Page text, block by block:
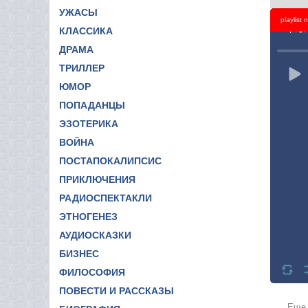
УЖАСЫ
КЛАССИКА
ДРАМА
ТРИЛЛЕР
ЮМОР
ПОПАДАНЦЫ
ЭЗОТЕРИКА
ВОЙНА
ПОСТАПОКАЛИПСИС
ПРИКЛЮЧЕНИЯ
РАДИОСПЕКТАКЛИ
ЭТНОГЕНЕЗ
АУДИОСКАЗКИ
БИЗНЕС
ФИЛОСОФИЯ
ПОВЕСТИ И РАССКАЗЫ
playlist